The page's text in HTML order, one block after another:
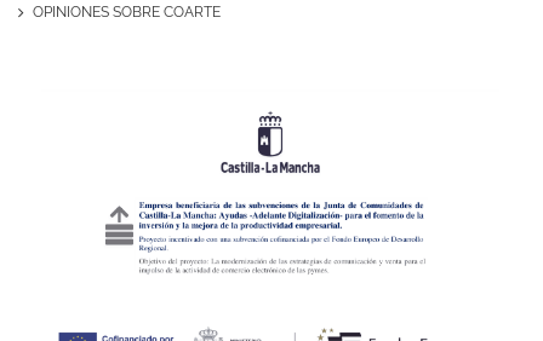
OPINIONES SOBRE COARTE